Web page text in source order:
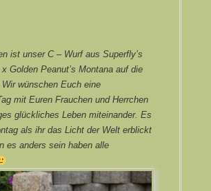
ist unser C – Wurf aus Superfly’s
Golden Peanut’s Montana auf die
wünschen Euch eine
mit Euren Frauchen und Herrchen
glückliches Leben miteinander. Es
als ihr das Licht der Welt erblickt
es anders sein haben alle